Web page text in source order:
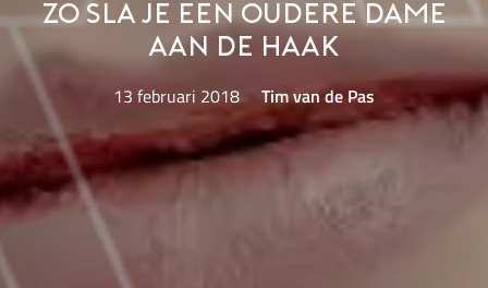
Zo sla je een oudere dame
aan de haak
13 februari 2018 Tim van de Pas